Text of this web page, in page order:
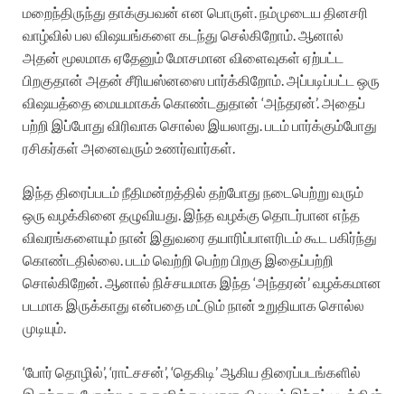
மறைந்திருந்து தாக்குபவன் என பொருள். நம்முடைய தினசரி
வாழ்வில் பல விஷயங்களை கடந்து செல்கிறோம். ஆனால்
அதன் மூலமாக ஏதேனும் மோசமான விளைவுகள் ஏற்பட்ட
பிறகுதான் அதன் சீரியஸ்னஸை பார்க்கிறோம். அப்படிப்பட்ட ஒரு
விஷயத்தை மையமாகக் கொண்டதுதான் ‘அந்தரன்’. அதைப்
பற்றி இப்போது விரிவாக சொல்ல இயலாது. படம் பார்க்கும்போது
ரசிகர்கள் அனைவரும் உணர்வார்கள்.
இந்த திரைப்படம் நீதிமன்றத்தில் தற்போது நடைபெற்று வரும்
ஒரு வழக்கினை தழுவியது. இந்த வழக்கு தொடர்பான எந்த
விவரங்களையும் நான் இதுவரை தயாரிப்பாளரிடம் கூட பகிர்ந்து
கொண்டதில்லை. படம் வெற்றி பெற்ற பிறகு இதைப்பற்றி
சொல்கிறேன். ஆனால் நிச்சயமாக இந்த ‘அந்தரன்’ வழக்கமான
படமாக இருக்காது என்பதை மட்டும் நான் உறுதியாக சொல்ல
முடியும்.
‘போர் தொழில்’, ‘ராட்சசன்’, ‘தெகிடி’ ஆகிய திரைப்படங்களில்